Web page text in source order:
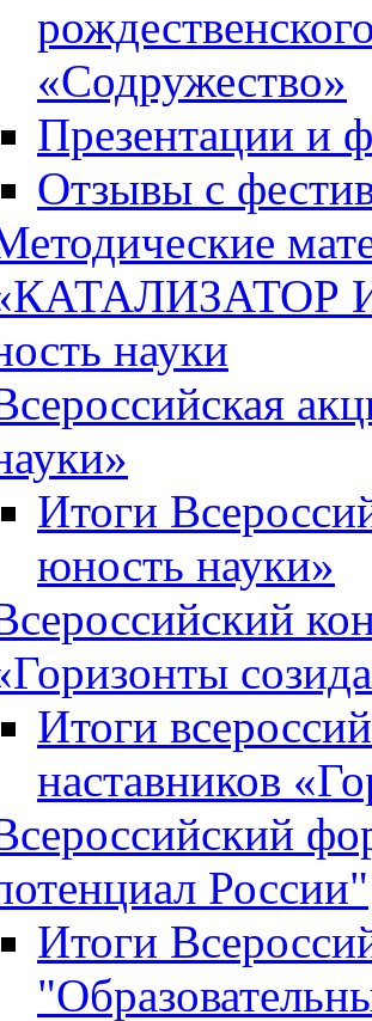
«Содружество»
Презентации и
Отзывы с
науки
Итоги
юность науки»
Итоги
наставников
России"
Итоги